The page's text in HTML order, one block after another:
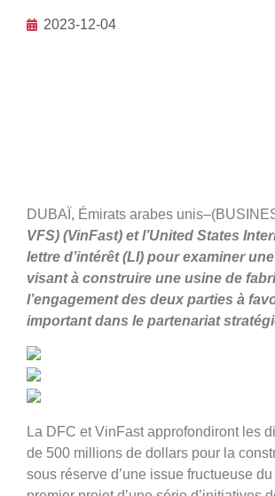
2023-12-04
DUBAÏ, Émirats arabes
VFS) (VinFast) et l’United States
lettre d’intérêt (LI) pour examiner
visant à construire une usine de
l’engagement des deux parties à
important dans le partenariat
La DFC et VinFast approfondiront les
de 500 millions de dollars pour la
sous réserve d’une issue fructueuse